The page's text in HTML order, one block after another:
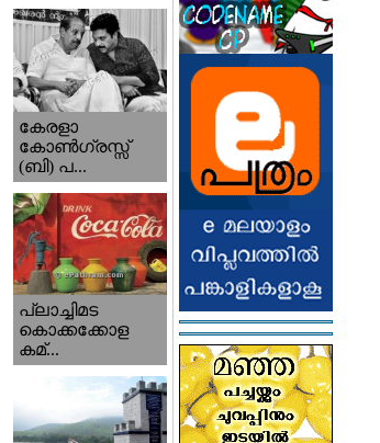
കേരളാ
കോണ്‍ഗ്രസ്സ്
(ബി) പ...
പ്ലാച്ചിമട
കൊക്കക്കോള
കമ്...